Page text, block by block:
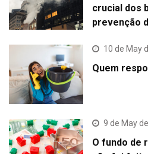
crucial dos
prevenção
10 de May
Quem
9 de May
O fundo de